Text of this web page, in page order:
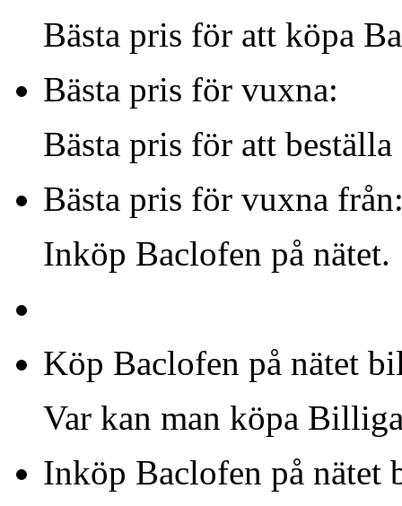
Bästa pris för att köpa
Bästa pris för vuxna:
Bästa pris för att
Bästa pris för vuxna
Inköp Baclofen på nätet.
Köp Baclofen på nätet
Var kan man köpa
Inköp Baclofen på nätet